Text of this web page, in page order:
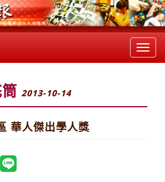
2013-10-14
華人傑出學人獎